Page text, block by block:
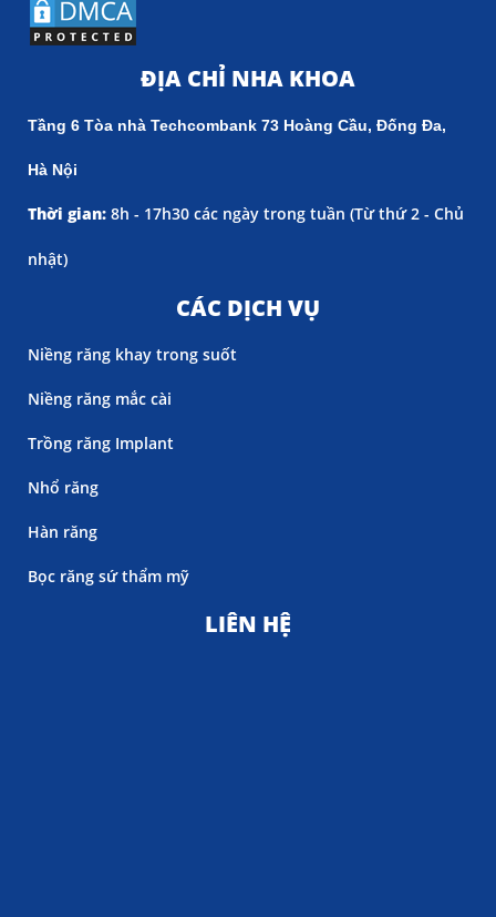
ĐỊA CHỈ NHA KHOA
Tầng 6 Tòa nhà Techcombank 73 Hoàng Cầu, Đống Đa,
Hà Nội
Thời gian: 8h - 17h30 các ngày trong tuần (Từ thứ 2 - Chủ
nhật)
CÁC DỊCH VỤ
Niềng răng khay trong suốt
Niềng răng mắc cài
Trồng răng Implant
Nhổ răng
Hàn răng
Bọc răng sứ thẩm mỹ
LIÊN HỆ